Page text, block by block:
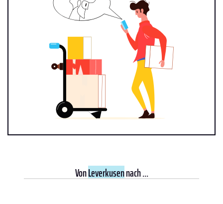
VonLeverkusennach ...